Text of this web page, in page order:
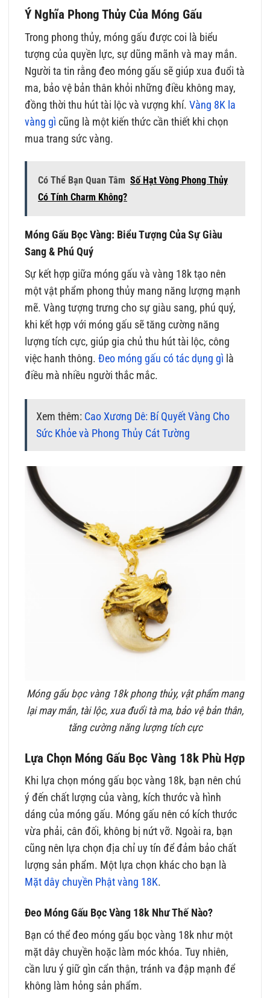
Ý Nghĩa Phong Thủy Của Móng Gấu
Trong phong thủy, móng gấu được coi là biểu
tượng của quyền lực, sự dũng mãnh và may mắn.
Người ta tin rằng đeo móng gấu sẽ giúp xua đuổi tà
ma, bảo vệ bản thân khỏi những điều không may,
đồng thời thu hút tài lộc và vượng khí.Vàng 8K la
vàng gì cũng là một kiến thức cần thiết khi chọn
mua trang sức vàng.
Có Thể Bạn Quan Tâm Số Hạt Vòng Phong Thủy
Có Tính Charm Không?
Móng Gấu Bọc Vàng: Biểu Tượng Của Sự Giàu
Sang & Phú Quý
Sự kết hợp giữa móng gấu và vàng 18k tạo nên
một vật phẩm phong thủy mang năng lượng mạnh
mẽ. Vàng tượng trưng cho sự giàu sang, phú quý,
khi kết hợp với móng gấu sẽ tăng cường năng
lượng tích cực, giúp gia chủ thu hút tài lộc, công
việc hanh thông.Đeo móng gấu có tác dụng gì là
điều mà nhiều người thắc mắc.
Xem thêm: Cao Xương Dê: Bí Quyết Vàng Cho
Sức Khỏe và Phong Thủy Cát Tường
Móng gấu bọc vàng 18k phong thủy, vật phẩm mang
lại may mắn, tài lộc, xua đuổi tà ma, bảo vệ bản thân,
tăng cường năng lượng tích cực
Lựa Chọn Móng Gấu Bọc Vàng 18k Phù Hợp
Khi lựa chọn móng gấu bọc vàng 18k, bạn nên chú
ý đến chất lượng của vàng, kích thước và hình
dáng của móng gấu. Móng gấu nên có kích thước
vừa phải, cân đối, không bị nứt vỡ. Ngoài ra, bạn
cũng nên lựa chọn địa chỉ uy tín để đảm bảo chất
lượng sản phẩm. Một lựa chọn khác cho bạn là
Mặt dây chuyền Phật vàng 18K.
Đeo Móng Gấu Bọc Vàng 18k Như Thế Nào?
Bạn có thể đeo móng gấu bọc vàng 18k như một
mặt dây chuyền hoặc làm móc khóa. Tuy nhiên,
cần lưu ý giữ gìn cẩn thận, tránh va đập mạnh để
không làm hỏng sản phẩm.